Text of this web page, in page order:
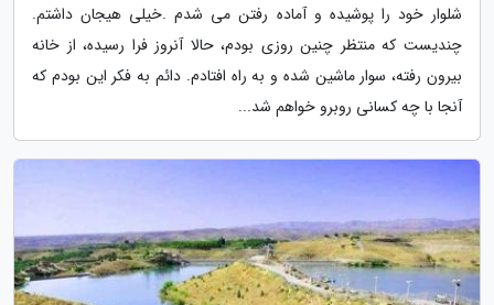
شلوار خود را پوشیده و آماده رفتن می شدم .خیلی هیجان داشتم.
چندیست که منتظر چنین روزی بودم، حالا آنروز فرا رسیده، از خانه
بیرون رفته، سوار ماشین شده و به راه افتادم. دائم به فکر این بودم که
آنجا با چه کسانی روبرو خواهم شد...